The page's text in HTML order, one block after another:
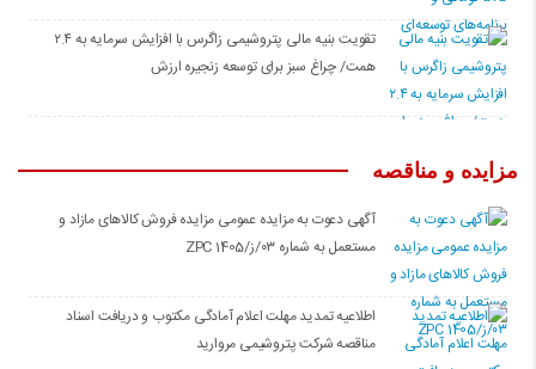
تقویت بنیه مالی پتروشیمی زاگرس با افزایش سرمایه به ۲.۴
همت/ چراغ سبز برای توسعه زنجیره ارزش
مزایده و مناقصه
آگهی دعوت به مزایده عمومی مزایده فروش کالاهای مازاد و
مستعمل به شماره ۰۳/ز/ZPC 1405
اطلاعیه تمدید مهلت اعلام آمادگی مکتوب و دریافت اسناد
مناقصه شرکت پتروشیمی مروارید